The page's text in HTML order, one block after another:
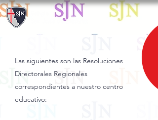
Las siguientes son las Resoluciones
Directorales Regionales
correspondientes a nuestro centro
educativo: